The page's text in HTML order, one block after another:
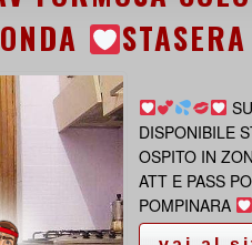
DISPONIBILE
OSPITO IN
ATT E PASS
POMPINARA